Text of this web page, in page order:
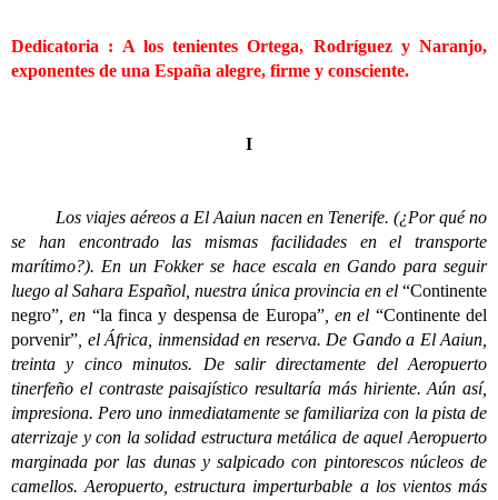
Dedicatoria : A los tenientes Ortega, Rodríguez y Naranjo,
exponentes de una España alegre, firme y consciente.
I
Los viajes aéreos a El Aaiun nacen en Tenerife. (¿Por qué no
se han encontrado las mismas facilidades en el transporte
marítimo?). En un Fokker se hace escala en Gando para seguir
luego al Sahara Español, nuestra única provincia en el “Continente
negro” , en “la finca y despensa de Europa”, en el “Continente del
porvenir” , el África, inmensidad en reserva. De Gando a El Aaiun,
treinta y cinco minutos. De salir directamente del Aeropuerto
tinerfeño el contraste paisajístico resultaría más hiriente. Aún así,
impresiona. Pero uno inmediatamente se familiariza con la pista de
aterrizaje y con la solidad estructura metálica de aquel Aeropuerto
marginada por las dunas y salpicado con pintorescos núcleos de
camellos. Aeropuerto, estructura imperturbable a los vientos más